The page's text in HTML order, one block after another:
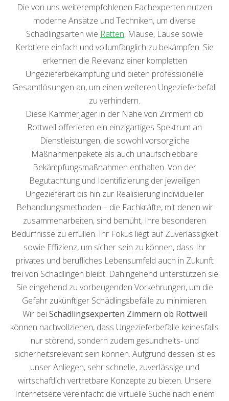
Die von uns weiterempfohlenen Fachexperten nutzen
moderne Ansätze und Techniken, um diverse
Schädlingsarten wie Ratten, Mäuse, Läuse sowie
Kerbtiere einfach und vollumfänglich zu bekämpfen. Sie
erkennen die Relevanz einer kompletten
Ungezieferbekämpfung und bieten professionelle
Gesamtlösungen an, um einen weiteren Ungezieferbefall
zu verhindern.
Diese Kammerjäger in der Nähe von Zimmern ob
Rottweil offerieren ein einzigartiges Spektrum an
Dienstleistungen, die sowohl vorsorgliche
Maßnahmenpakete als auch unaufschiebbare
Bekämpfungsmaßnahmen enthalten. Von der
Begutachtung und Identifizierung der jeweiligen
Ungezieferart bis hin zur Realisierung individueller
Behandlungsmethoden – die Fachkräfte, mit denen wir
zusammenarbeiten, sind bemüht, Ihre besonderen
Bedürfnisse zu erfüllen. Ihr Fokus liegt auf Zuverlässigkeit
sowie Effizienz, um sicher sein zu können, dass Ihr
privates und berufliches Lebensumfeld auch in Zukunft
frei von Schädlingen bleibt. Dahingehend unterstützen sie
Sie eingehend zu vorbeugenden Vorkehrungen, um die
Gefahr zukünftiger Schädlingsbefälle zu minimieren.
Wir beiSchädlingsexperten Zimmern ob Rottweil
können nachvollziehen, dass Ungezieferbefälle keinesfalls
nur störend, sondern zudem gesundheits- und
sicherheitsrelevant sein können. Aufgrund dessen ist es
unser Anliegen, sehr schnelle, zuverlässige und
wirtschaftlich vertretbare Konzepte zu bieten. Unsere
Internetseite vereinfacht die virtuelle Suche nach einem